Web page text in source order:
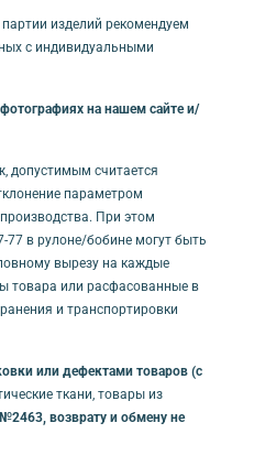
изделий рекомендуем
с индивидуальными
на нашем сайте и/
допустимым считается
параметром
При этом
77 в рулоне/бобине могут быть
вырезу на каждые
товара или расфасованные в
и транспортировки
или дефектами товаров (с
ткани, товары из
возврату и обмену не